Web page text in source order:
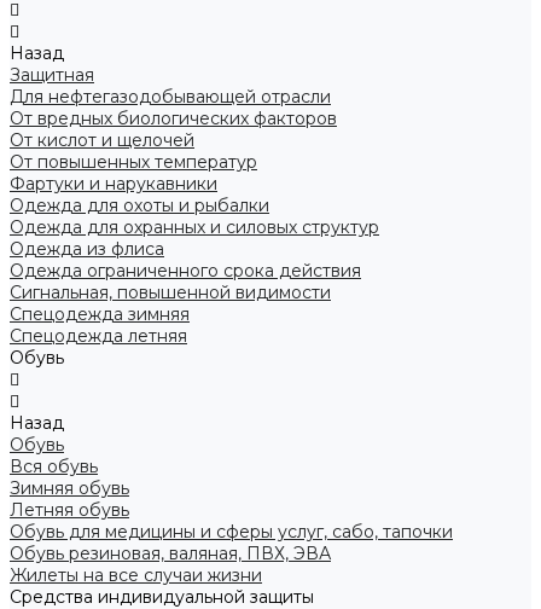
Назад
Защитная
Для нефтегазодобывающей отрасли
От вредных биологических факторов
От кислот и щелочей
От повышенных температур
Фартуки и нарукавники
Одежда для охоты и рыбалки
Одежда для охранных и силовых структур
Одежда из флиса
Одежда ограниченного срока действия
Сигнальная, повышенной видимости
Спецодежда зимняя
Спецодежда летняя
Обувь
Назад
Обувь
Вся обувь
Зимняя обувь
Летняя обувь
Обувь для медицины и сферы услуг, сабо, тапочки
Обувь резиновая, валяная, ПВХ, ЭВА
Жилеты на все случаи жизни
Средства индивидуальной защиты